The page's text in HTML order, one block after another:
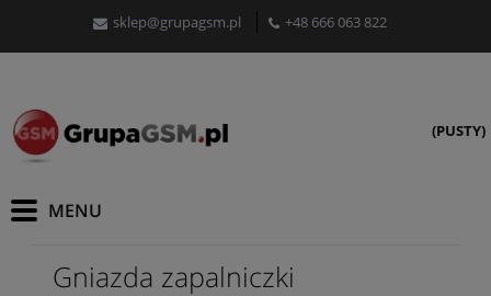
sklep@grupagsm.pl +48 666 063 822
(PUSTY)
Gniazda zapalniczki